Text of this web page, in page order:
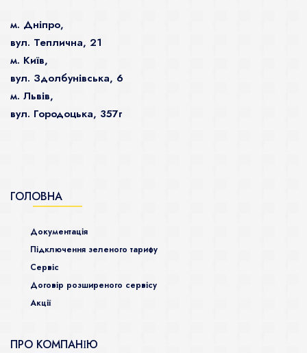
м. Дніпро,
вул. Теплична, 21
м. Київ,
вул. Здолбунівська, 6
м. Львів,
вул. Городоцька, 357г
ГОЛОВНА
Документація
Підключення зеленого тарифу
Сервіс
Договір розширеного сервісу
Акції
ПРО КОМПАНІЮ